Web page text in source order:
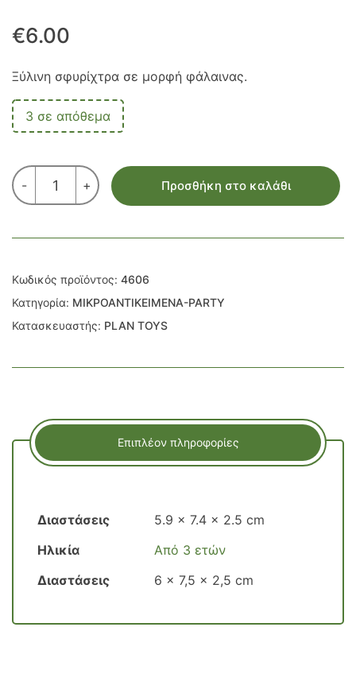
€6.00
Ξύλινη σφυρίχτρα σε μορφή φάλαινας.
3 σε απόθεμα
-
ΣΦΥΡΙΧΤΡΑ
ΦΑΛΑΙΝΑ
ποσότητα
+ Προσθήκη στο καλάθι
Κωδικός προϊόντος: 4606
Κατηγορία: ΜΙΚΡΟΑΝΤΙΚΕΙΜΕΝΑ-PARTY
Κατασκευαστής: PLAN TOYS
Επιπλέον πληροφορίες
Διαστάσεις
5.9 × 7.4 × 2.5 cm
Ηλικία
Από 3 ετών
Διαστάσεις
6 x 7,5 x 2,5 cm